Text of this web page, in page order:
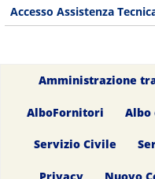
Accesso Assistenza
Amministrazione
AlboFornitori Albo
Servizio Civile